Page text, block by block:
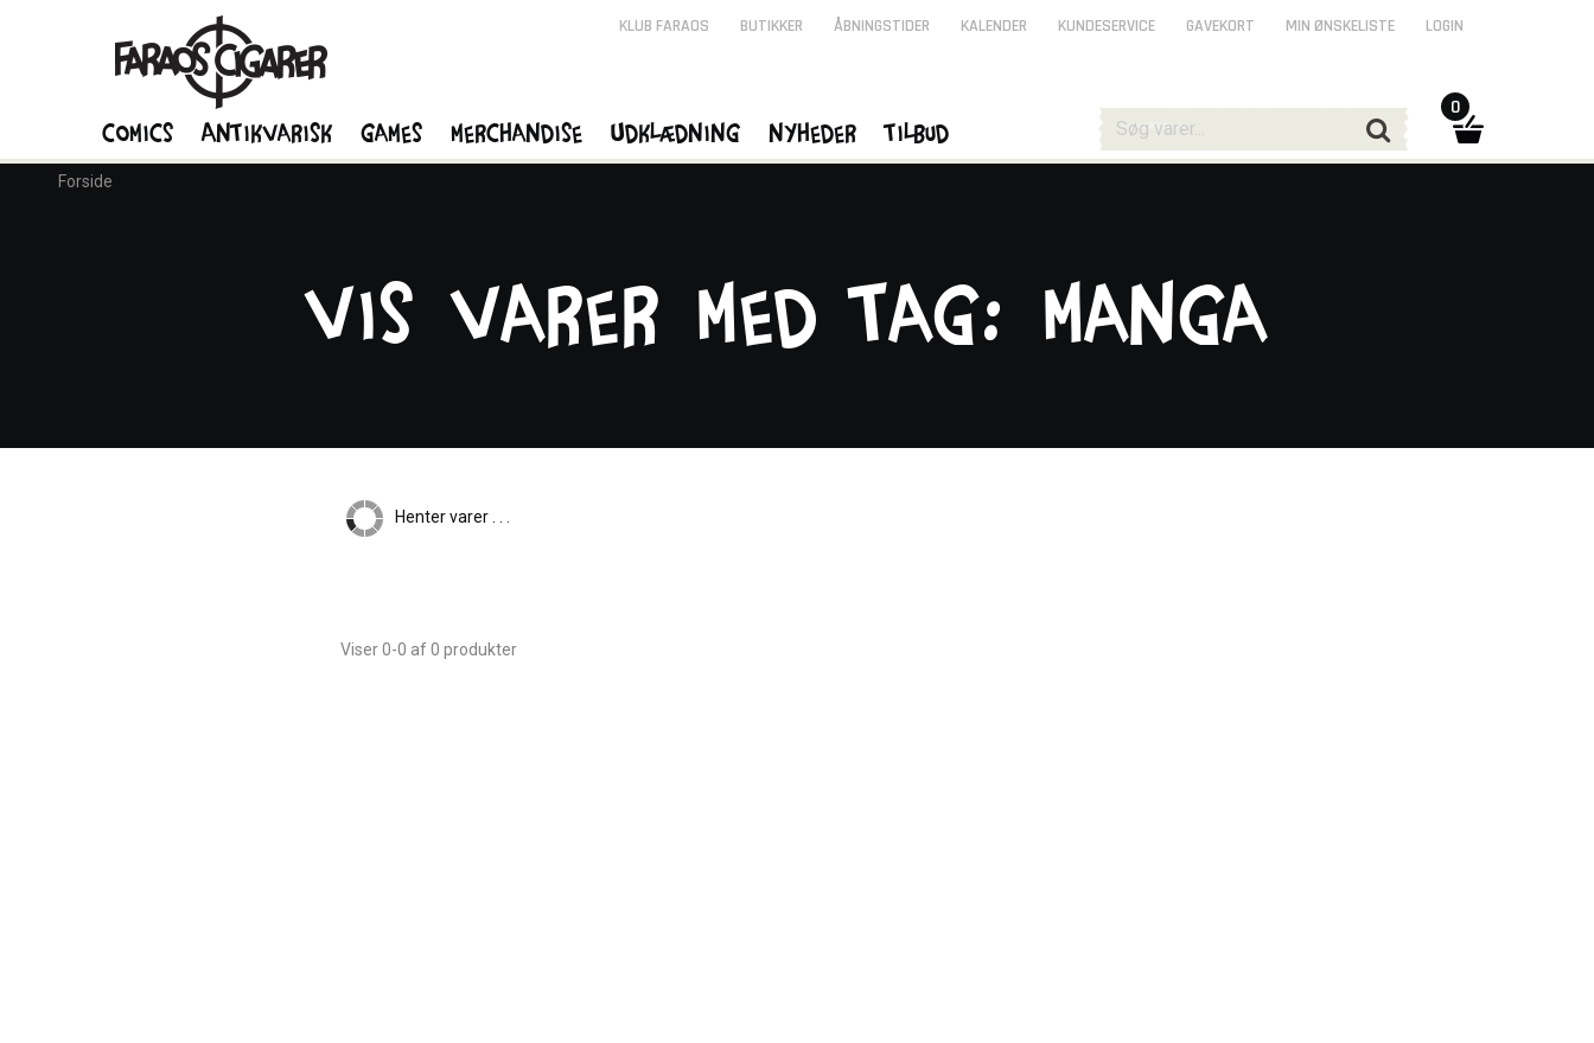
Forside
Vis varer med tag: Manga
Henter varer . . .
Viser 0-0 af 0 produkter
KLUB FARAOS BUTIKKER ÅBNINGSTIDER KALENDER KUNDESERVICE GAVEKORT MIN ØNSKELISTE LOGIN
Comics Antikvarisk Games Merchandise Udklædning Nyheder Tilbud
0